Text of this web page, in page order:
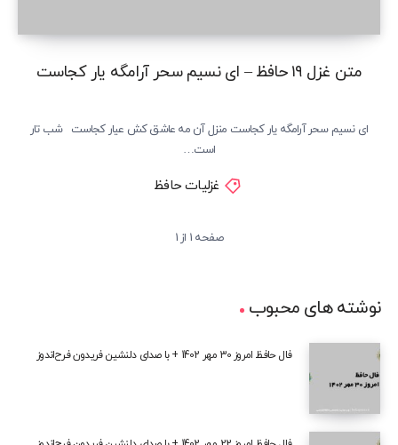
متن غزل ۱۹ حافظ – ای نسیم سحر آرامگه یار کجاست
ای نسیم سحر آرامگه یار کجاست منزل آن مه عاشق کش عیار کجاست شب تار
است…
غزلیات حافظ
صفحه 1 از 1
نوشته های محبوب
فال حافظ امروز 30 مهر 1402 + با صدای دلنشین فریدون فرح‌اندوز